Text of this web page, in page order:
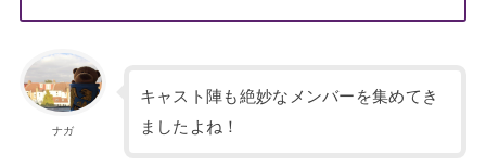
ナガ
キャスト陣も絶妙なメンバーを集めてき
ましたよね！